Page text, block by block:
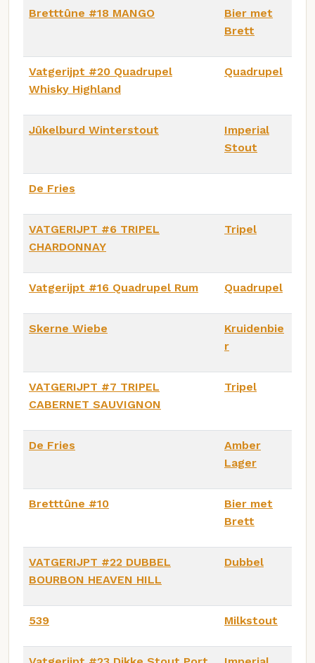
Bretttûne #18 MANGO
Bier met
Brett
Vatgerijpt #20 Quadrupel
Whisky Highland
Quadrupel
Jûkelburd Winterstout
Imperial
Stout
De Fries
VATGERIJPT #6 TRIPEL
CHARDONNAY
Tripel
Vatgerijpt #16 Quadrupel Rum Quadrupel
Skerne Wiebe
Kruidenbie
r
VATGERIJPT #7 TRIPEL
CABERNET SAUVIGNON
Tripel
De Fries
Amber
Lager
Bretttûne #10
Bier met
Brett
VATGERIJPT #22 DUBBEL
BOURBON HEAVEN HILL
Dubbel
539 Milkstout